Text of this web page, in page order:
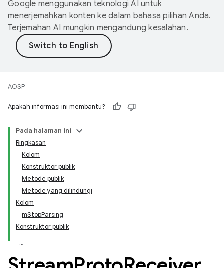
Google menggunakan teknologi AI untuk
menerjemahkan konten ke dalam bahasa pilihan Anda.
Terjemahan AI mungkin mengandung kesalahan.
AOSP
Apakah informasi ini membantu?
Pada halaman ini
Ringkasan
Kolom
Konstruktor publik
Metode publik
Metode yang dilindungi
Kolom
mStopParsing
Konstruktor publik